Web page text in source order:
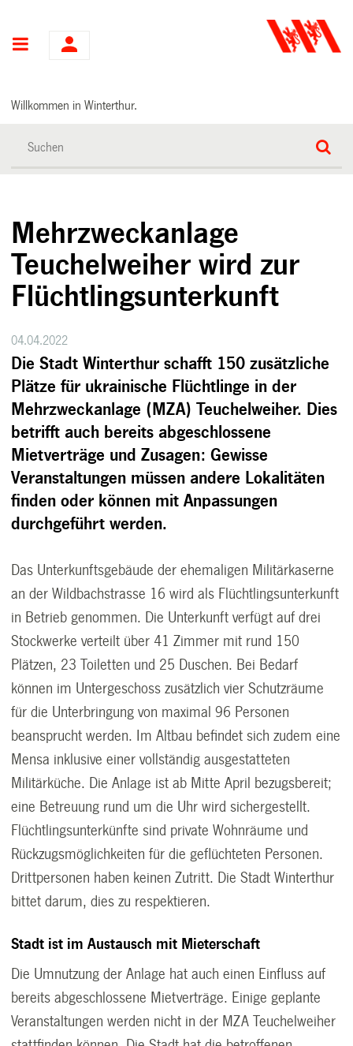
Hauptnavigation
Willkommen in Winterthur.
Mehrzweckanlage
Teuchelweiher wird zur
Flüchtlingsunterkunft
04.04.2022
Die Stadt Winterthur schafft 150 zusätzliche
Plätze für ukrainische Flüchtlinge in der
Mehrzweckanlage (MZA) Teuchelweiher. Dies
betrifft auch bereits abgeschlossene
Mietverträge und Zusagen: Gewisse
Veranstaltungen müssen andere Lokalitäten
finden oder können mit Anpassungen
durchgeführt werden.
Das Unterkunftsgebäude der ehemaligen Militärkaserne
an der Wildbachstrasse 16 wird als Flüchtlingsunterkunft
in Betrieb genommen. Die Unterkunft verfügt auf drei
Stockwerke verteilt über 41 Zimmer mit rund 150
Plätzen, 23 Toiletten und 25 Duschen. Bei Bedarf
können im Untergeschoss zusätzlich vier Schutzräume
für die Unterbringung von maximal 96 Personen
beansprucht werden. Im Altbau befindet sich zudem eine
Mensa inklusive einer vollständig ausgestatteten
Militärküche. Die Anlage ist ab Mitte April bezugsbereit;
eine Betreuung rund um die Uhr wird sichergestellt.
Flüchtlingsunterkünfte sind private Wohnräume und
Rückzugsmöglichkeiten für die geflüchteten Personen.
Drittpersonen haben keinen Zutritt. Die Stadt Winterthur
bittet darum, dies zu respektieren.
Stadt ist im Austausch mit Mieterschaft
Die Umnutzung der Anlage hat auch einen Einfluss auf
bereits abgeschlossene Mietverträge. Einige geplante
Veranstaltungen werden nicht in der MZA Teuchelweiher